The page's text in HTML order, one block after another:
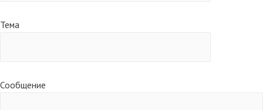
Тема
Сообщение